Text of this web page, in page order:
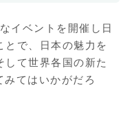
イベントを開催し日
で、日本の魅力を
て世界各国の新た
てはいかがだろ